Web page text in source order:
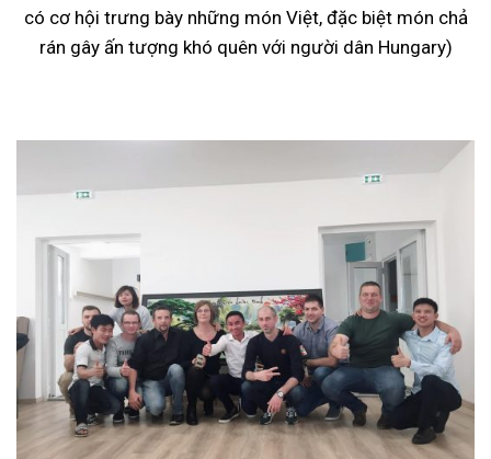
có cơ hội trưng bày những món Việt, đặc biệt món chả
rán gây ấn tượng khó quên với người dân Hungary)